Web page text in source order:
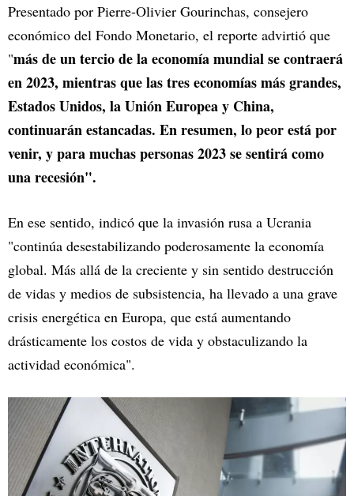
Presentado por Pierre-Olivier Gourinchas, consejero
económico del Fondo Monetario, el reporte advirtió que
"más de un tercio de la economía mundial se contraerá
en 2023, mientras que las tres economías más grandes,
Estados Unidos, la Unión Europea y China,
continuarán estancadas. En resumen, lo peor está por
venir, y para muchas personas 2023 se sentirá como
una recesión".
En ese sentido, indicó que la invasión rusa a Ucrania
"continúa desestabilizando poderosamente la economía
global. Más allá de la creciente y sin sentido destrucción
de vidas y medios de subsistencia, ha llevado a una grave
crisis energética en Europa, que está aumentando
drásticamente los costos de vida y obstaculizando la
actividad económica".